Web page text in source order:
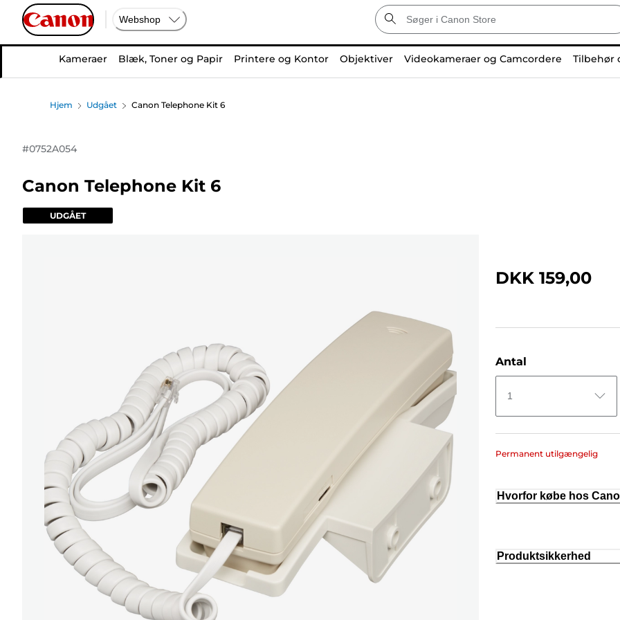
Webshop
Kameraer Blæk, Toner og Papir Printere og Kontor Objektiver Videokameraer og Camcordere Tilbehør
Hjem Udgået Canon Telephone Kit 6
#0752A054
Canon Telephone Kit 6
UDGÅET
DKK 159,00
Antal
1
Permanent utilgængelig
Hvorfor købe hos
Produktsikkerhed